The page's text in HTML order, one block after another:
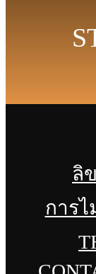
ลิ
การไ